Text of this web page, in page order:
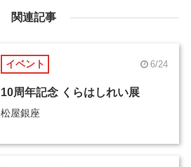
関連記事
イベント 6/24
10周年記念 くらはしれい展
松屋銀座